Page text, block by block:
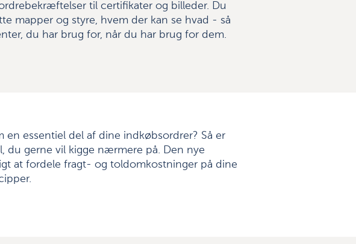
til certifikater og billeder. Du
mapper og styre, hvem der kan se hvad - så
du har brug for, når du har brug for dem.
en essentiel del af dine indkøbsordrer? Så er
du gerne vil kigge nærmere på. Den nye
at fordele fragt- og toldomkostninger på dine